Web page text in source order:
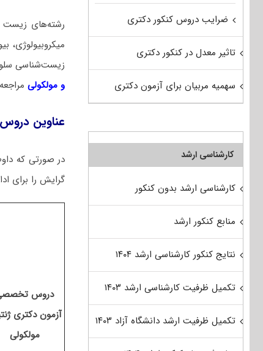
رشته‌های زیست
میکروبیولوژی،
زیست‌شناسی
و مولکولی
عناوین
در صورتی که
گرایش را برای
دروس
آزمون دکتری
مولکولی
ضرایب دروس کنکور دکتری
تاثیر معدل در کنکور دکتری
سهمیه مربیان برای آزمون دکتری
کارشناسی ارشد
کارشناسی ارشد بدون کنکور
منابع کنکور ارشد
نتایج کنکور کارشناسی ارشد ۱۴۰۴
تکمیل ظرفیت کارشناسی ارشد ۱۴۰۳
تکمیل ظرفیت ارشد دانشگاه آزاد ۱۴۰۳